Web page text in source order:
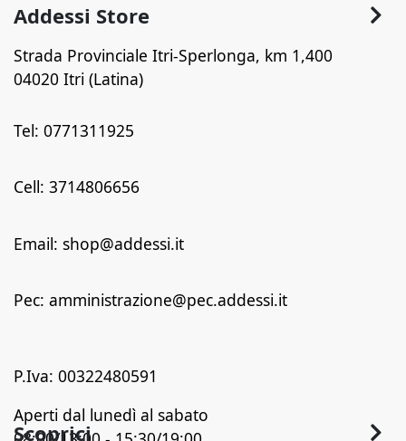
Addessi Store
Strada Provinciale Itri-Sperlonga, km 1,400
04020 Itri (Latina)
Tel: 0771311925
Cell: 3714806656
Email: shop@addessi.it
Pec: amministrazione@pec.addessi.it
P.Iva: 00322480591
Aperti dal lunedì al sabato
Scoprici